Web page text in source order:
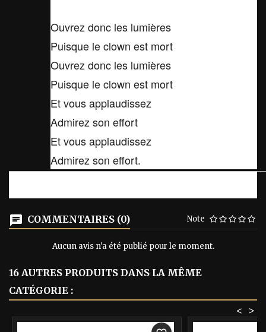
Ouvrez donc les lumières
Puisque le clown est mort
Ouvrez donc les lumières
Puisque le clown est mort
Et vous applaudissez
Admirez son effort
Et vous applaudissez
Admirez son effort.
COMMENTAIRES (0) Note
Aucun avis n'a été publié pour le moment.
16 AUTRES PRODUITS DANS LA MÊME
CATÉGORIE :
>
<